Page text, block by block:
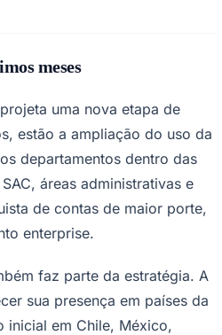
meses
uma nova etapa de
estão a ampliação do uso da
departamentos dentro das
áreas administrativas e
de contas de maior porte,
enterprise.
faz parte da estratégia. A
sua presença em países da
inicial em Chile, México,